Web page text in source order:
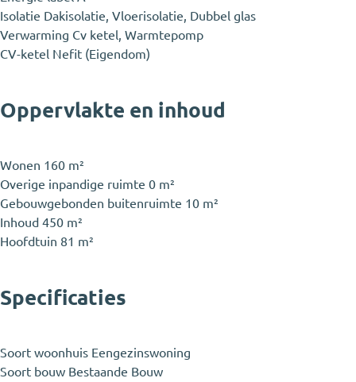
Isolatie Dakisolatie, Vloerisolatie, Dubbel glas
Verwarming Cv ketel, Warmtepomp
CV-ketel Nefit (Eigendom)
Oppervlakte en inhoud
Wonen 160 m²
Overige inpandige ruimte 0 m²
Gebouwgebonden buitenruimte 10 m²
Inhoud 450 m²
Hoofdtuin 81 m²
Specificaties
Soort woonhuis Eengezinswoning
Soort bouw Bestaande Bouw